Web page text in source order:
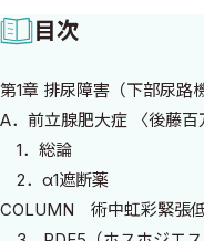
ありません．そこで，泌
マリケア医，また研修医を
薬物治療が症例毎に簡潔に
編集いたしました．本書
に投薬を行う時に，薬剤
与中の注意点や評価項目
ガイドラインを補完する
目次
第1章 排尿障害（下部尿路
A．前立腺肥大症 〈後藤百
1．総論
2．α1遮断薬
COLUMN 術中虹彩緊張